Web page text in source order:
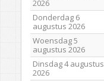
2026
Donderdag 6
augustus 2026
Woensdag 5
augustus 2026
Dinsdag 4 augustus
2026